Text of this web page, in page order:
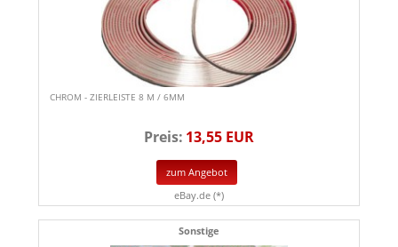
CHROM - ZIERLEISTE 8 M / 6MM
Preis: 13,55 EUR
zum Angebot
eBay.de (*)
Sonstige